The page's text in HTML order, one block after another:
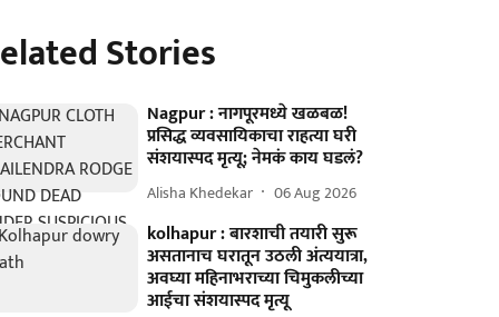
Stories
Nagpur : नागपूरमध्ये खळबळ!
प्रसिद्ध व्यवसायिकाचा राहत्या घरी
संशयास्पद मृत्यू; नेमकं काय घडलं?
Alisha Khedekar 06 Aug 2026
kolhapur : बारशाची तयारी सुरू
असतानाच घरातून उठली अंत्ययात्रा,
अवघ्या महिनाभराच्या चिमुकलीच्या
आईचा संशयास्पद मृत्यू